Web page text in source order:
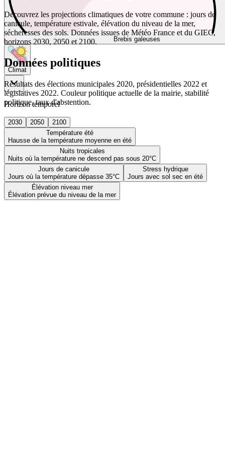
Brebis galeuses
Climat
Horizon temporel
2030 2050
2100
Température été
Hausse de la température moyenne en été
Nuits tropicales
Nuits où la température ne descend pas sous 20°C
Jours de canicule
Jours où la température dépasse 35°C
Stress hydrique
Jours avec sol sec en été
Élévation niveau mer
Élévation prévue du niveau de la mer
Découvrez les projections climatiques de votre commune : jours de
canicule, température estivale, élévation du niveau de la mer,
sécheresses des sols. Données issues de Météo France et du GIEC,
horizons 2030, 2050 et 2100.
Données politiques
Résultats des élections municipales 2020, présidentielles 2022 et
législatives 2022. Couleur politique actuelle de la mairie, stabilité
politique, taux d'abstention.